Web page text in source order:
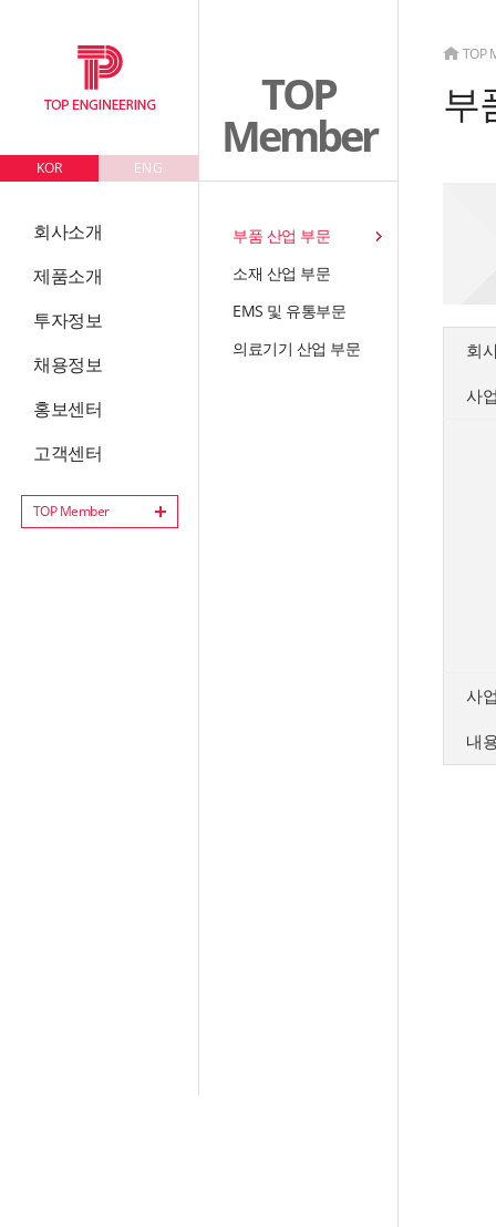
KOR ENG
회사소개
제품소개
투자정보
채용정보
홍보센터
고객센터
TOP Member
TOP
Member
부품 산업 부문
소재 산업 부문
EMS 및 유통부문
의료기기 산업 부문
TOP
부
회
사
사
내